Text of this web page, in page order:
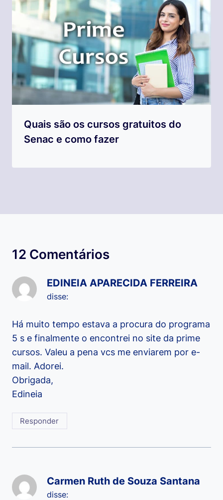
Quais são os cursos gratuitos do
Senac e como fazer
12 Comentários
EDINEIA APARECIDA FERREIRA
disse:
Há muito tempo estava a procura do programa
5 s e finalmente o encontrei no site da prime
cursos. Valeu a pena vcs me enviarem por e-
mail. Adorei.
Obrigada,
Edineia
Responder
Carmen Ruth de Souza Santana
disse: